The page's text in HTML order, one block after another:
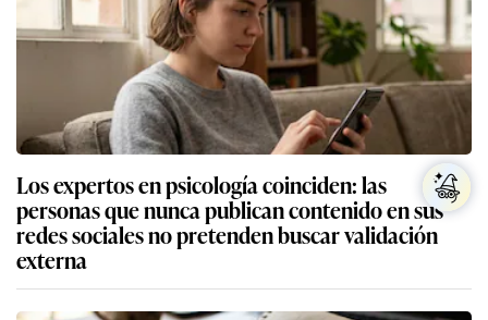
Los expertos en psicología coinciden: las
personas que nunca publican contenido en sus
redes sociales no pretenden buscar validación
externa